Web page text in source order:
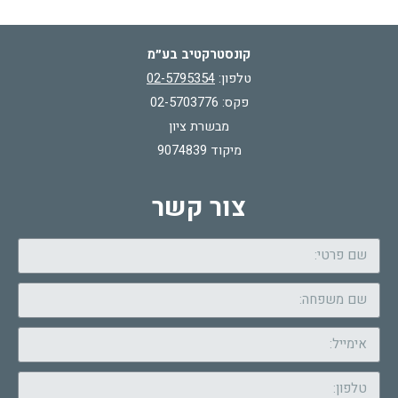
קונסטרקטיב בע״מ
טלפון: 02-5795354
פקס: 02-5703776
מבשרת ציון
מיקוד 9074839
צור קשר